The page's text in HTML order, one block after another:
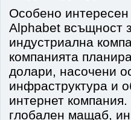
Особено
Alphabet всъщност
индустриална
компанията
долари, насочени
инфраструктура и
интернет
глобален мащаб,